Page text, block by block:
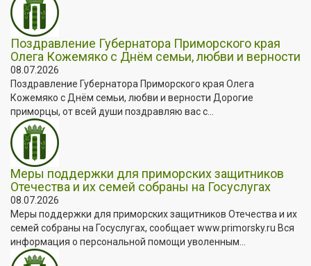
Поздравление Губернатора Приморского края
Олега Кожемяко с Днём семьи, любви и верности
08.07.2026
Поздравление Губернатора Приморского края Олега
Кожемяко с Днём семьи, любви и верности Дорогие
приморцы, от всей души поздравляю вас с...
Меры поддержки для приморских защитников
Отечества и их семей собраны на Госуслугах
08.07.2026
Меры поддержки для приморских защитников Отечества и их
семей собраны на Госуслугах, сообщает www.primorsky.ru Вся
информация о персональной помощи уволенным...